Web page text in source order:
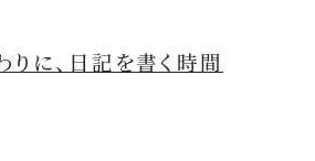
りに、日記を書く時間